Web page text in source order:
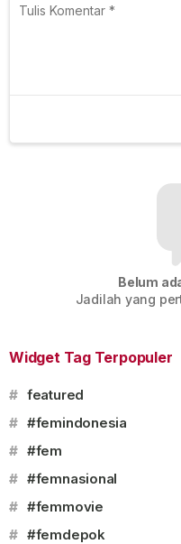
Belum
Jadilah yang
Widget Tag Terpopuler
# featured
# #femindonesia
# #fem
# #femnasional
# #femmovie
# #femdepok